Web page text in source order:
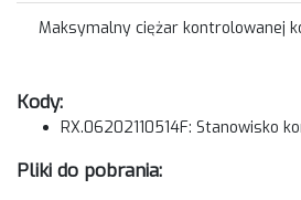
Maksymalny ciężar kontrolowanej
Kody:
RX.06202110514F: Stanowisko
Pliki do pobrania: